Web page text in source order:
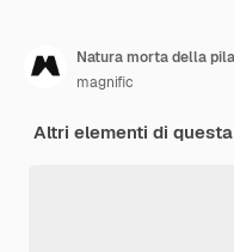
Natura morta della
magnific
Altri elementi di